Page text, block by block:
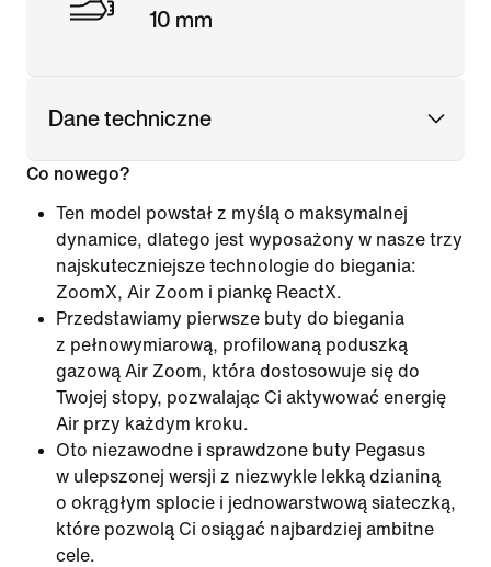
10 mm
Dane techniczne
Co nowego?
Ten model powstał z myślą o maksymalnej
dynamice, dlatego jest wyposażony w nasze trzy
najskuteczniejsze technologie do biegania:
ZoomX, Air Zoom i piankę ReactX.
Przedstawiamy pierwsze buty do biegania
z pełnowymiarową, profilowaną poduszką
gazową Air Zoom, która dostosowuje się do
Twojej stopy, pozwalając Ci aktywować energię
Air przy każdym kroku.
Oto niezawodne i sprawdzone buty Pegasus
w ulepszonej wersji z niezwykle lekką dzianiną
o okrągłym splocie i jednowarstwową siateczką,
które pozwolą Ci osiągać najbardziej ambitne
cele.